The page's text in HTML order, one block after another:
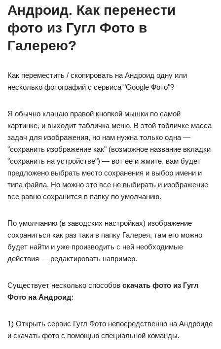
Андроид. Как перенести
фото из Гугл Фото в
Галерею?
Как переместить / скопировать на Андроид одну или
несколько фотографий с сервиса "Google Фото"?
Я обычно клацаю правой кнопкой мышки по самой
картинке, и выходит табличка меню. В этой табличке масса
задач для изображения, но нам нужна только одна —
"сохранить изображение как" (возможное название вкладки
"сохранить на устройстве") — вот ее и жмите, вам будет
предложено выбрать место сохранения и выбор имени и
типа файла. Но можно это все не выбирать и изображение
все равно сохранится в папку по умолчанию.
По умолчанию (в заводских настройках) изображение
сохраниться как раз таки в папку Галерея, там его можно
будет найти и уже производить с ней необходимые
действия — редактировать например.
Существует несколько способов скачать фото из Гугл
Фото на Андроид:
1) Открыть сервис Гугл Фото непосредственно на Андроиде
и скачать фото с помощью специальной команды.